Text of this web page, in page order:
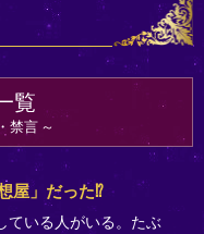
覧
禁言
屋」だった⁉
ている人がいる。たぶ